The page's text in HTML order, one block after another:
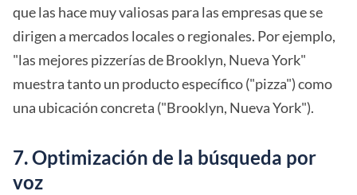
que las hace muy valiosas para las empresas que se
dirigen a mercados locales o regionales. Por ejemplo,
"las mejores pizzerías de Brooklyn, Nueva York"
muestra tanto un producto específico ("pizza") como
una ubicación concreta ("Brooklyn, Nueva York").
7. Optimización de la búsqueda por
voz